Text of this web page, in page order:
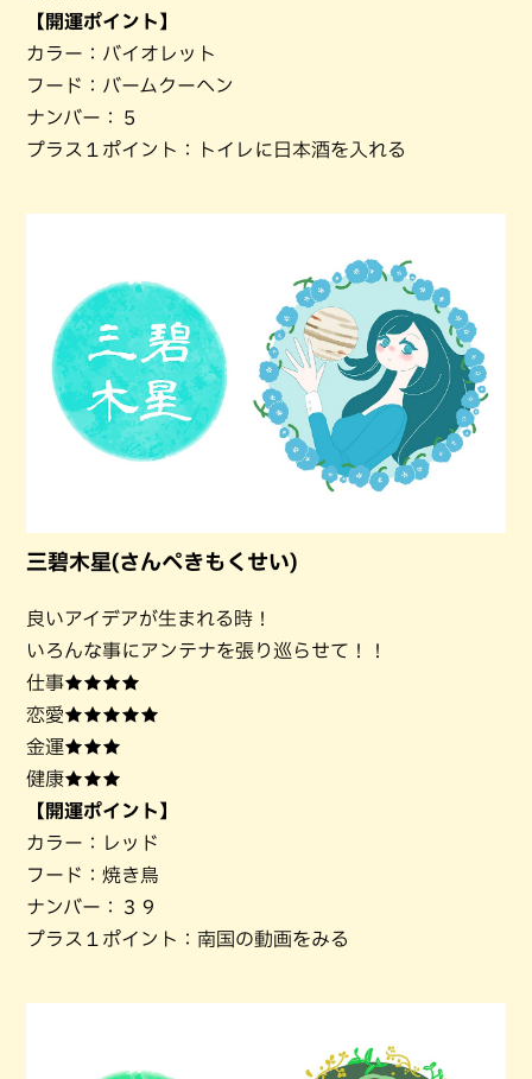
【開運ポイント】
カラー：バイオレット
フード：バームクーヘン
ナンバー：５
プラス１ポイント：トイレに日本酒を入れる
三碧木星(さんぺきもくせい)
良いアイデアが生まれる時！
いろんな事にアンテナを張り巡らせて！！
仕事★★★★
恋愛★★★★★
金運★★★
健康★★★
【開運ポイント】
カラー：レッド
フード：焼き鳥
ナンバー：３９
プラス１ポイント：南国の動画をみる